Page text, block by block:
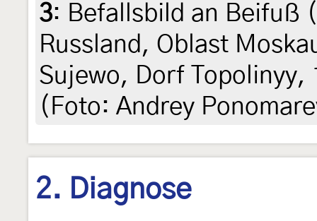
3: Befallsbild an Beifuß (
Russland, Oblast
Sujewo, Dorf Topolinyy,
(Foto: Andrey
2. Diagnose